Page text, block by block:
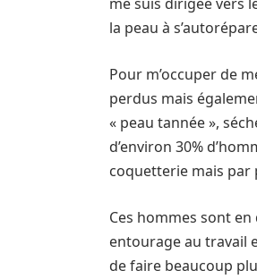
la peau à
Pour m’occuper de
perdus mais
« peau tannée »,
d’environ 30%
coquetterie mais par
Ces hommes sont
entourage au travail
de faire beaucoup